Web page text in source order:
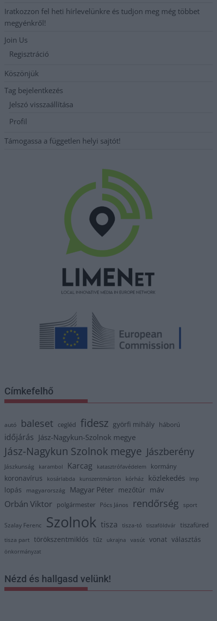
Iratkozzon fel heti hírlevelünkre és tudjon meg még többet
megyénkről!
Join Us
Regisztráció
Köszönjük
Tag bejelentkezés
Jelszó visszaállítása
Profil
Támogassa a független helyi sajtót!
Címkefelhő
autó baleset cegléd fidesz györfi mihály háború
időjárás Jász-Nagykun-Szolnok megye
Jász-Nagykun Szolnok megye Jászberény
Jászkunság karambol Karcag katasztrófavédelem kormány
koronavírus kosárlabda kunszentmárton kórház közlekedés lmp
lopás magyarország Magyar Péter mezőtúr máv
Orbán Viktor polgármester Pócs János rendőrség sport
Szalay Ferenc Szolnok tisza tisza-tó tiszaföldvár tiszafüred
tisza part törökszentmiklós tűz ukrajna vasút vonat választás
önkormányzat
Nézd és hallgasd velünk!